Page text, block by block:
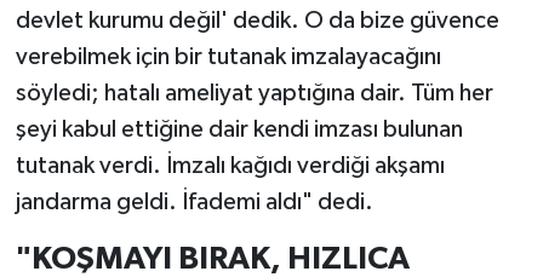
devlet kurumu değil' dedik. O da bize güvence
verebilmek için bir tutanak imzalayacağını
söyledi; hatalı ameliyat yaptığına dair. Tüm her
şeyi kabul ettiğine dair kendi imzası bulunan
tutanak verdi. İmzalı kağıdı verdiği akşamı
jandarma geldi. İfademi aldı" dedi.
"KOŞMAYI BIRAK, HIZLICA